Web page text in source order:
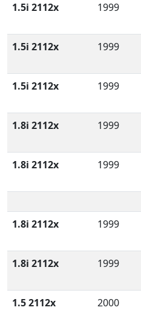
1.5i 2112x 1999
1.5i 2112x 1999
1.5i 2112x 1999
1.8i 2112x 1999
1.8i 2112x 1999
1.8i 2112x 1999
1.8i 2112x 1999
1.5 2112x 2000